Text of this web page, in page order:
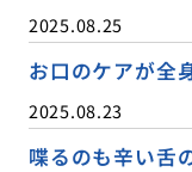
2025.08.25
お口のケアが全
2025.08.23
喋るのも辛い舌